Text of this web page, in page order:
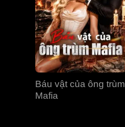
Báu vật của ông trùm
Mafia